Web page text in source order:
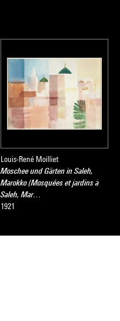
Louis-René Moilliet
Moschee und Gärten in Saleh,
Marokko (Mosquées et jardins à
Saleh, Mar…
1921